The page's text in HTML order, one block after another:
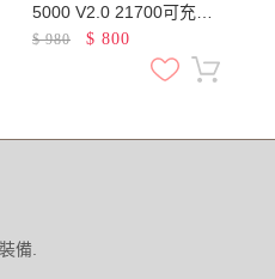
5000 V2.0 21700可充電
鋰電池 容量5000mAh 最
$980 $ 800
備.